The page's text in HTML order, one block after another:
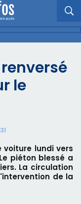
le
voiture lundi vers
piéton blessé a
La circulation
de la